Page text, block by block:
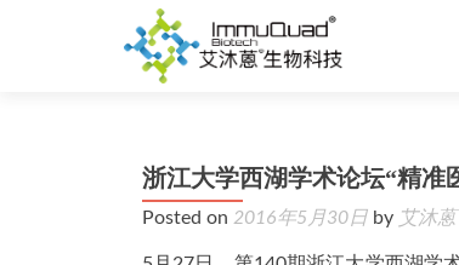
浙江大学西湖学术论坛“精准
Posted on 2016年5月30日 by 艾沐蒽